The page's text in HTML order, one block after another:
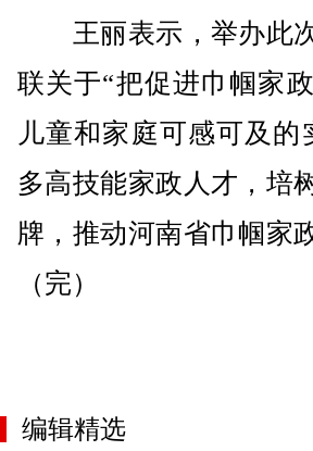
王丽表示，举办此次
联关于“把促进巾帼家
儿童和家庭可感可及
多高技能家政人才，培
牌，推动河南省巾帼家
（完）
编辑精选